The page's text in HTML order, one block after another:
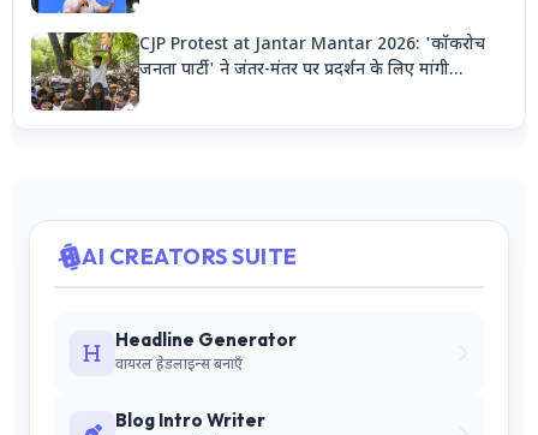
CJP Protest at Jantar Mantar 2026: 'कॉकरोच
जनता पार्टी' ने जंतर-मंतर पर प्रदर्शन के लिए मांगी
AI CREATORS SUITE
Headline Generator
वायरल हेडलाइन्स बनाएँ
Blog Intro Writer